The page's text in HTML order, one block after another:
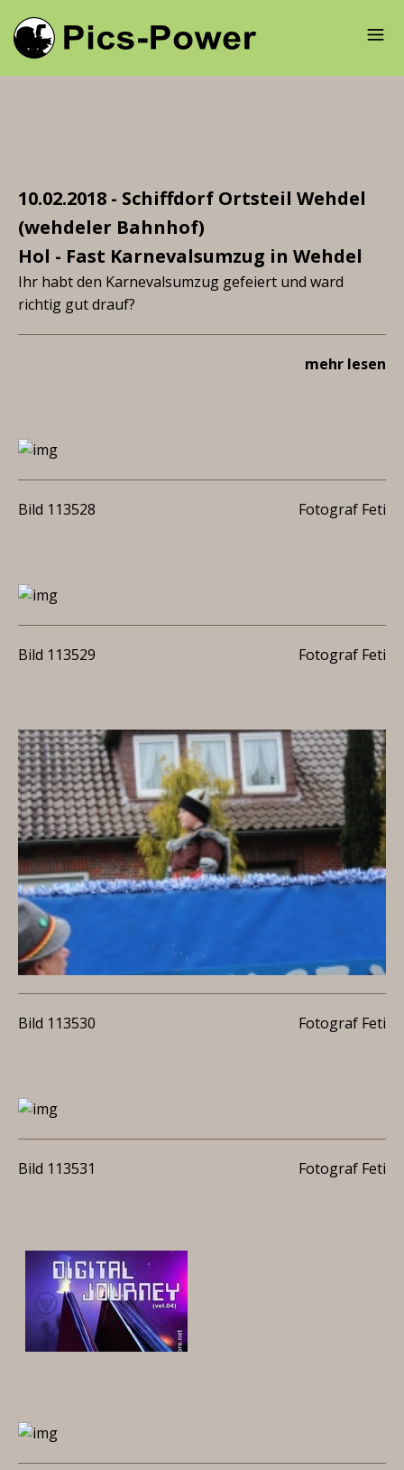
10.02.2018 - Schiffdorf Ortsteil Wehdel
(wehdeler Bahnhof)
Hol - Fast Karnevalsumzug in Wehdel
Ihr habt den Karnevalsumzug gefeiert und ward
richtig gut drauf?
mehr lesen
Bild 113528 Fotograf Feti
Bild 113529 Fotograf Feti
Bild 113530 Fotograf Feti
Bild 113531 Fotograf Feti